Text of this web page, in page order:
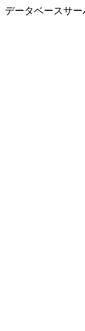
データベースサ